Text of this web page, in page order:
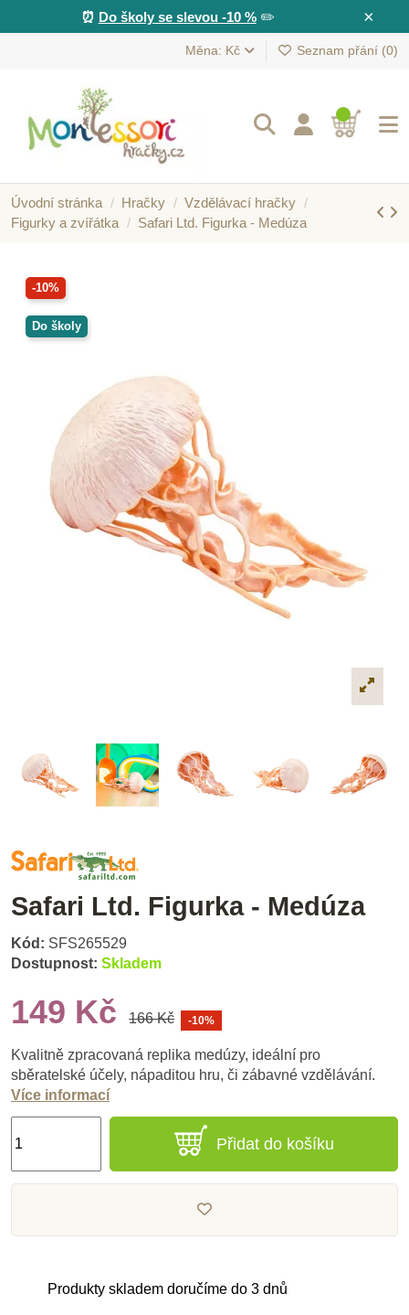
×
⏰ Do školy se slevou -10 %✏️
Měna: Kč Seznam přání (0)
Úvodní stránka Hračky
Vzdělávací hračky
Figurky a zvířátka
Safari Ltd. Figurka - Medúza
-10%
Do školy
Safari Ltd. Figurka - Medúza
Kód: SFS265529
Dostupnost: Skladem
149 Kč 166 Kč -10%
Kvalitně zpracovaná replika medúzy, ideální pro
sběratelské účely, nápaditou hru, či zábavné vzdělávání.
Více informací
Přidat do košíku
Produkty skladem doručíme do 3 dnů